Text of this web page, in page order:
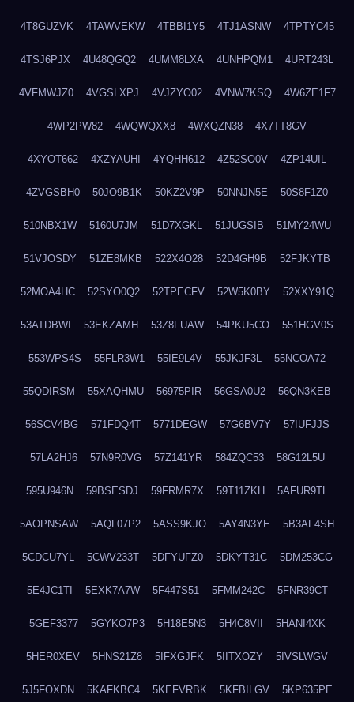
4T8GUZVK 4TAWVEKW 4TBBI1Y5 4TJ1ASNW 4TPTYC45
4TSJ6PJX 4U48QGQ2 4UMM8LXA 4UNHPQM1 4URT243L
4VFMWJZ0 4VGSLXPJ 4VJZYO02 4VNW7KSQ 4W6ZE1F7
4WP2PW82 4WQWQXX8 4WXQZN38 4X7TT8GV
4XYOT662 4XZYAUHI 4YQHH612 4Z52SO0V 4ZP14UIL
4ZVGSBH0 50JO9B1K 50KZ2V9P 50NNJN5E 50S8F1Z0
510NBX1W 5160U7JM 51D7XGKL 51JUGSIB 51MY24WU
51VJOSDY 51ZE8MKB 522X4O28 52D4GH9B 52FJKYTB
52MOA4HC 52SYO0Q2 52TPECFV 52W5K0BY 52XXY91Q
53ATDBWI 53EKZAMH 53Z8FUAW 54PKU5CO 551HGV0S
553WPS4S 55FLR3W1 55IE9L4V 55JKJF3L 55NCOA72
55QDIRSM 55XAQHMU 56975PIR 56GSA0U2 56QN3KEB
56SCV4BG 571FDQ4T 5771DEGW 57G6BV7Y 57IUFJJS
57LA2HJ6 57N9R0VG 57Z141YR 584ZQC53 58G12L5U
595U946N 59BSESDJ 59FRMR7X 59T11ZKH 5AFUR9TL
5AOPNSAW 5AQL07P2 5ASS9KJO 5AY4N3YE 5B3AF4SH
5CDCU7YL 5CWV233T 5DFYUFZ0 5DKYT31C 5DM253CG
5E4JC1TI 5EXK7A7W 5F447S51 5FMM242C 5FNR39CT
5GEF3377 5GYKO7P3 5H18E5N3 5H4C8VII 5HANI4XK
5HER0XEV 5HNS21Z8 5IFXGJFK 5IITXOZY 5IVSLWGV
5J5FOXDN 5KAFKBC4 5KEFVRBK 5KFBILGV 5KP635PE